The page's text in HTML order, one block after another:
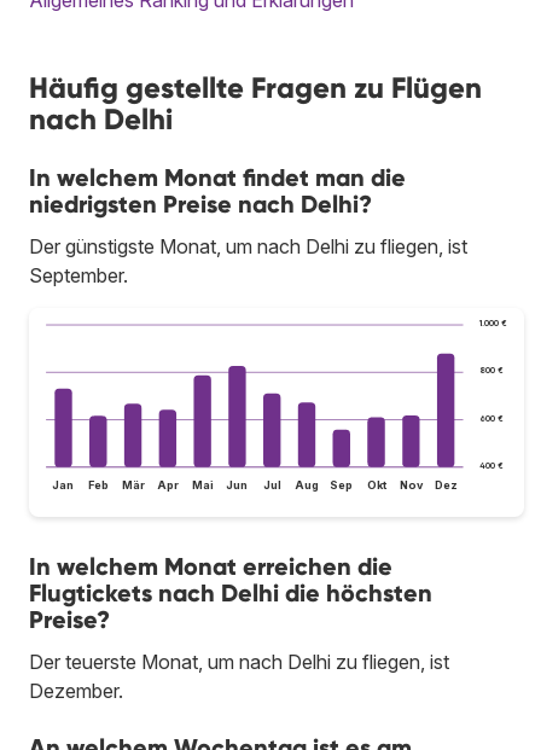
Häufig gestellte Fragen zu Flügen
nach Delhi
In welchem Monat findet man die
niedrigsten Preise nach Delhi?
Der günstigste Monat, um nach Delhi zu fliegen, ist
September.
400 €
600 €
800 €
1.000 €
Jan Feb Mär Apr Mai Jun Jul Aug Sep Okt Nov Dez
In welchem Monat erreichen die
Flugtickets nach Delhi die höchsten
Preise?
Der teuerste Monat, um nach Delhi zu fliegen, ist
Dezember.